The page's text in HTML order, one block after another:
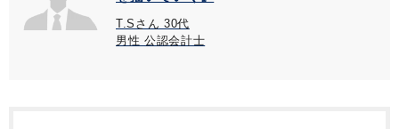
T.Sさん 30代
男性 公認会計士